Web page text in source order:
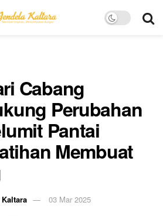
Cabang
Perubahan
Pantai
Membuat
03 Mar 2025